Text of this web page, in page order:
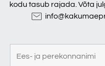
kodu tasub rajada. Võta